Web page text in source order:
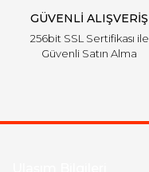
GÜVENLİ ALIŞVERİŞ
256bit SSL Sertifikası ile
Güvenli Satın Alma